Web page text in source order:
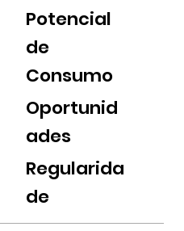
Potencial
de
Consumo
Oportunid
ades
Regularida
de